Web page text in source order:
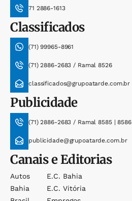
71 2886-1613
Classificados
(71) 99965-8961
(71) 2886-2683 / Ramal 8526
classificados@grupoatarde.com.br
Publicidade
(71) 2886-2683 / Ramal 8585 | 8586
publicidade@grupoatarde.com.br
Canais e Editorias
Autos
Bahia
E.c. Bahia
E.c. Vitória